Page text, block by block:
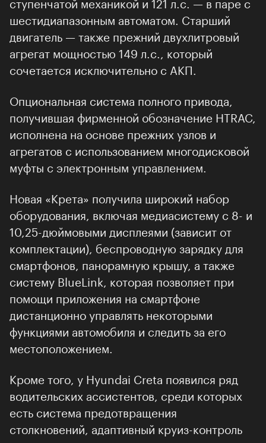
шестидиапазонным автоматом. Старший
двигатель — также прежний двухлитровый
агрегат мощностью 149 л.с., который
сочетается исключительно с АКП.
получившая фирменной обозначение
HTRAC, исполнена на основе прежних узлов
и агрегатов с использованием многодисковой
муфты с электронным управлением.
оборудования, включая медиасистему с 8- и
10,25-дюймовыми дисплеями (зависит от
комплектации), беспроводную зарядку для
смартфонов, панорамную крышу, а также
систему BlueLink, которая позволяет при
помощи приложения на смартфоне
дистанционно управлять некоторыми
функциями автомобиля и следить за его
местоположением.
водительских ассистентов, среди которых
есть система предотвращения столкновений,
адаптивный круиз-контроль и система
мониторинга слепых зон.